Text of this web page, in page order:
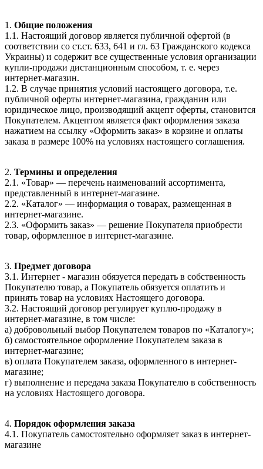
1. Общие положения
1.1. Настоящий договор является публичной офертой (в
соответствии со ст.ст. 633, 641 и гл. 63 Гражданского кодекса
Украины) и содержит все существенные условия организации
купли-продажи дистанционным способом, т. е. через
интернет-магазин.
1.2. В случае принятия условий настоящего договора, т.е.
публичной оферты интернет-магазина, гражданин или
юридическое лицо, производящий акцепт оферты, становится
Покупателем. Акцептом является факт оформления заказа
нажатием на ссылку «Оформить заказ» в корзине и оплаты
заказа в размере 100% на условиях настоящего соглашения.
2. Термины и определения
2.1. «Товар» — перечень наименований ассортимента,
представленный в интернет-магазине.
2.2. «Каталог» — информация о товарах, размещенная в
интернет-магазине.
2.3. «Оформить заказ» — решение Покупателя приобрести
товар, оформленное в интернет-магазине.
3. Предмет договора
3.1. Интернет - магазин обязуется передать в собственность
Покупателю товар, а Покупатель обязуется оплатить и
принять товар на условиях Настоящего договора.
3.2. Настоящий договор регулирует куплю-продажу в
интернет-магазине, в том числе:
а) добровольный выбор Покупателем товаров по «Каталогу»;
б) самостоятельное оформление Покупателем заказа в
интернет-магазине;
в) оплата Покупателем заказа, оформленного в интернет-
магазине;
г) выполнение и передача заказа Покупателю в собственность
на условиях Настоящего договора.
4. Порядок оформления заказа
4.1. Покупатель самостоятельно оформляет заказ в интернет-
магазине